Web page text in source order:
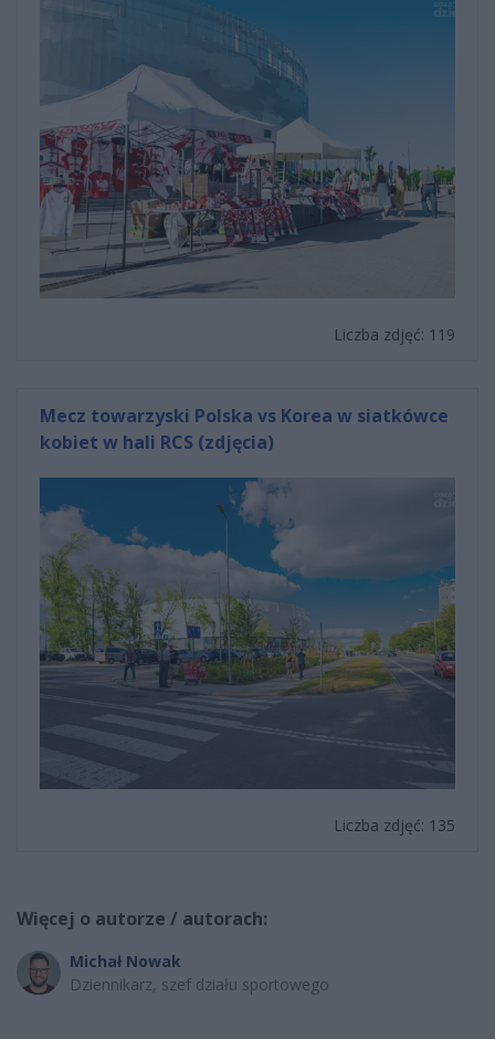
Liczba zdjęć: 119
Mecz towarzyski Polska vs Korea w siatkówce
kobiet w hali RCS (zdjęcia)
Liczba zdjęć: 135
Więcej o autorze / autorach:
Michał Nowak
Dziennikarz, szef działu sportowego